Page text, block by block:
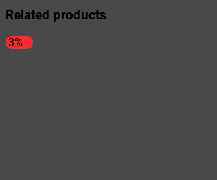
Related products
-3%